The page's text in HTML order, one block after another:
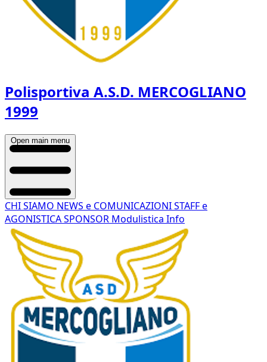
Polisportiva A.S.D. MERCOGLIANO
1999
Open main menu
CHI SIAMO NEWS e COMUNICAZIONISTAFF e
AGONISTICASPONSOR Modulistica Info